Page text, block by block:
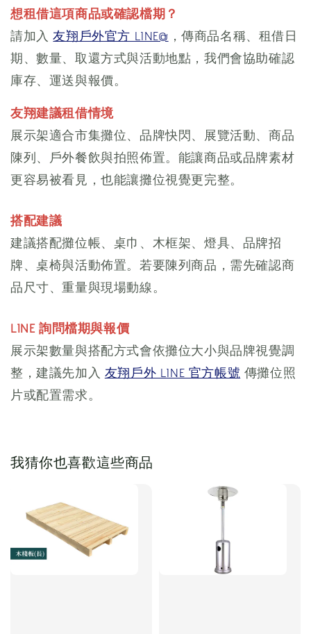
想租借這項商品或確認檔期？
請加入友翔戶外官方 LINE@ ，傳商品名稱、租借日
期、數量、取還方式與活動地點，我們會協助確認
庫存、運送與報價。
友翔建議租借情境
展示架適合市集攤位、品牌快閃、展覽活動、商品
陳列、戶外餐飲與拍照佈置。能讓商品或品牌素材
更容易被看見，也能讓攤位視覺更完整。
搭配建議
建議搭配攤位帳、桌巾、木框架、燈具、品牌招
牌、桌椅與活動佈置。若要陳列商品，需先確認商
品尺寸、重量與現場動線。
LINE 詢問檔期與報價
展示架數量與搭配方式會依攤位大小與品牌視覺調
整，建議先加入 友翔戶外 LINE 官方帳號 傳攤位照
片或配置需求。
我猜你也喜歡這些商品